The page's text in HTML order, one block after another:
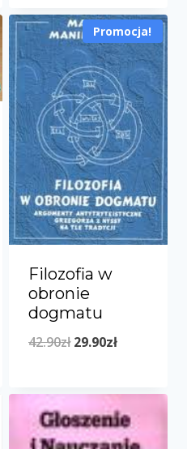
Promocja!
Filozofia w
obronie
dogmatu
42.90zł Pierwotna
wynosiła:
42.90zł.
29.90złAktualna
wynosi:
29.90zł.